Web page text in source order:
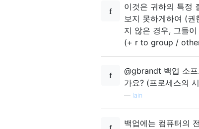
이것은 귀하의 특정
보지 못하게하여 (
지 않은 경우, 그들
(+ r to group /
@gbrandt 백업 소
가요? (프로세스의
— Iain
백업에는 컴퓨터의